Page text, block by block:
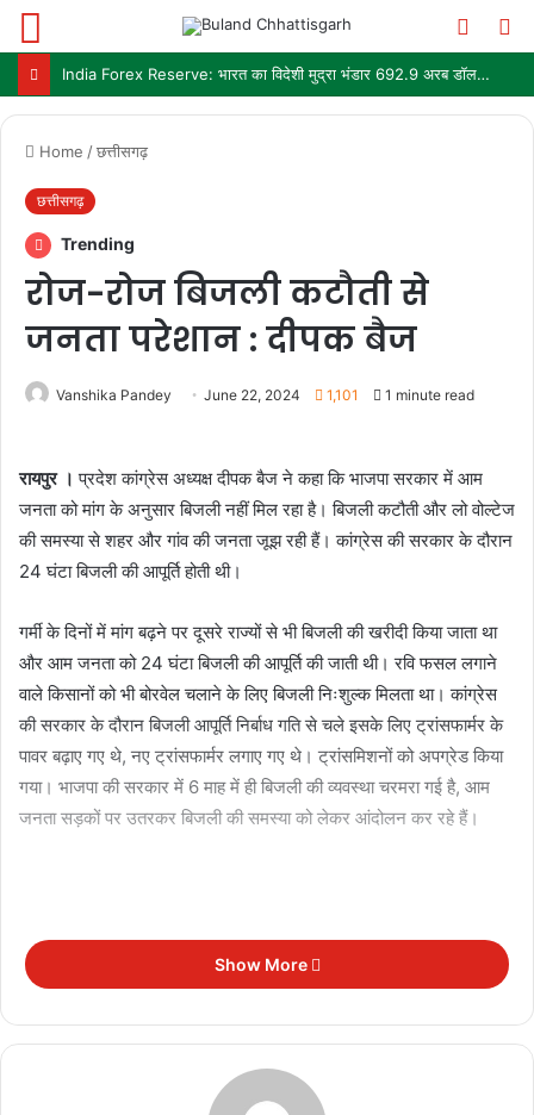
Switch
India Forex Reserve: भारत का विदेशी मुद्रा भंडार 692.9 अरब डॉलर पहुंचा, छह महीने में सबसे बड़ी साप्ताहिक बढ़त
Home /छत्तीसगढ़
छत्तीसगढ़
Trending
रोज-रोज बिजली कटौती से
जनता परेशान : दीपक बैज
Vanshika Pandey June 22, 2024 1,101 1 minute read
रायपुर । प्रदेश कांग्रेस अध्यक्ष दीपक बैज ने कहा कि भाजपा सरकार में आम
जनता को मांग के अनुसार बिजली नहीं मिल रहा है। बिजली कटौती और लो वोल्टेज
की समस्या से शहर और गांव की जनता जूझ रही हैं। कांग्रेस की सरकार के दौरान
24 घंटा बिजली की आपूर्ति होती थी।
गर्मी के दिनों में मांग बढ़ने पर दूसरे राज्यों से भी बिजली की खरीदी किया जाता था
और आम जनता को 24 घंटा बिजली की आपूर्ति की जाती थी। रवि फसल लगाने
वाले किसानों को भी बोरवेल चलाने के लिए बिजली निःशुल्क मिलता था। कांग्रेस
की सरकार के दौरान बिजली आपूर्ति निर्बाध गति से चले इसके लिए ट्रांसफार्मर के
पावर बढ़ाए गए थे, नए ट्रांसफार्मर लगाए गए थे। ट्रांसमिशनों को अपग्रेड किया
गया। भाजपा की सरकार में 6 माह में ही बिजली की व्यवस्था चरमरा गई है, आम
जनता सड़कों पर उतरकर बिजली की समस्या को लेकर आंदोलन कर रहे हैं।
Show More